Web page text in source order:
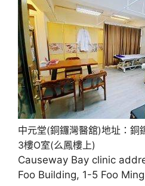
中元堂(銅鑼灣醫舘)地址：銅
3樓O室(么鳳樓上)
Causeway Bay clinic
Foo Building, 1-5 Foo